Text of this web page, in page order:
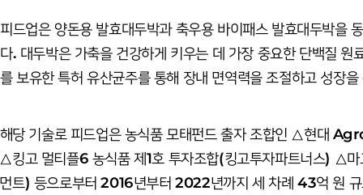
피드업은 양돈용 발효대두박과 축우용 바이패스 발효대두박을
다. 대두박은 가축을 건강하게 키우는 데 가장 중요한 단백질 원
를 보유한 특허 유산균주를 통해 장내 면역력을 조절하고 성장을
해당 기술로 피드업은 농식품 모태펀드 출자 조합인 △현대
△킹고 멀티플6 농식품 제1호 투자조합(킹고투자파트너스) △
먼트) 등으로부터 2016년부터 2022년까지 세 차례 43억 원